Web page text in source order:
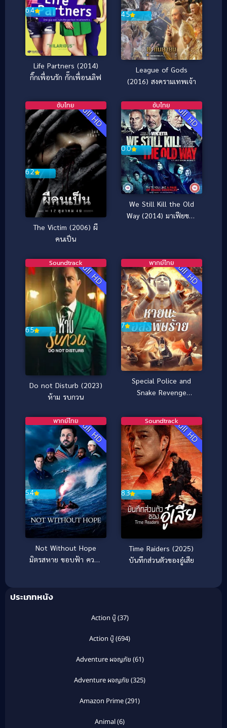
6.4
Life Partners (2014)
กิ๊กเพื่อนรัก กั๊กเพื่อนเลิฟ
4.5
League of Gods
(2016) สงครามเทพเจ้า
Full HD
6.2
ซับไทย
The Victim (2006) ผี
คนเป็น
Full HD
0.0
ซับไทย
We Still Kill the Old
Way (2014) มาเฟียขย้ำ
Full HD
6.5
Soundtrack
Do not Disturb (2023)
ห้าม รบกวน
Full HD
7
พากย์ไทย
Special Police and
Snake Revenge
ร้าย
Full HD
5.4
พากย์ไทย
Not Without Hope
มิตรสหาย ขอบฟ้า ความ
Full HD
8.3
Soundtrack
Time Raiders (2025)
บันทึกส่วนตัวของอู๋เสีย
ประเภทหนัง
Action บู๊(37)
Action บู๊(694)
Adventure ผจญภัย (61)
Adventure ผจญภัย (325)
Amazon Prime(291)
Animal(6)